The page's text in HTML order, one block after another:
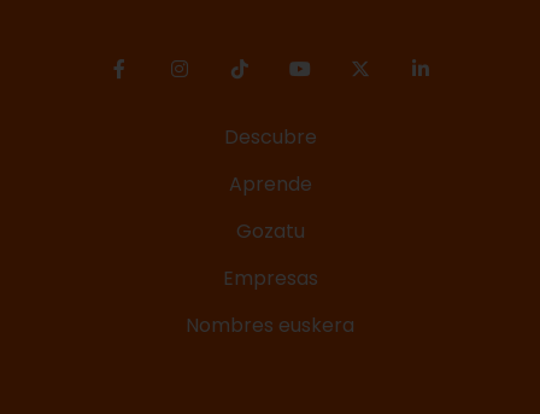
Descubre
Aprende
Gozatu
Empresas
Nombres euskera